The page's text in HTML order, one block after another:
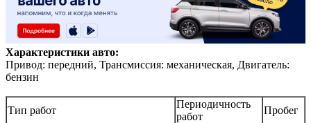
Характеристики авто:
Привод: передний, Трансмиссия: механическая, Двигатель:
бензин
Тип работ
Периодичность
работ
Пробег